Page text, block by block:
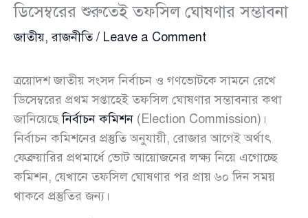
ডিসেম্বরের শুরুতেই তফসিল ঘোষণার সম্ভাবনা
জাতীয়,রাজনীতি/ Leave a Comment
ত্রয়োদশ জাতীয় সংসদ নির্বাচন ও গণভোটকে সামনে রেখে
ডিসেম্বরের প্রথম সপ্তাহেই তফসিল ঘোষণার সম্ভাবনার কথা
জানিয়েছেনির্বাচন কমিশন (Election Commission)।
নির্বাচন কমিশনের প্রস্তুতি অনুযায়ী, রোজার আগেই অর্থাৎ
ফেব্রুয়ারির প্রথমার্ধে ভোট আয়োজনের লক্ষ্য নিয়ে এগোচ্ছে
কমিশন, যেখানে তফসিল ঘোষণার পর প্রায় ৬০ দিন সময়
থাকবে প্রস্তুতির জন্য।